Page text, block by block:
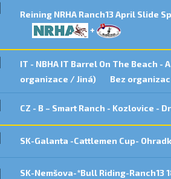
Reining NRHA Ranch13 April Slide
+
IT - NBHA IT Barrel On The Beach -
organizace / Jiná)
Bez
CZ - B – Smart Ranch - Kozlovice -
SK-Galanta -Cattlemen Cup-
SK-Nemšova-*Bull Riding-Ranch13